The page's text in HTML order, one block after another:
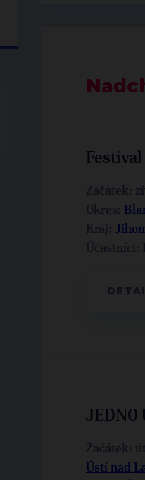
Začátek:
Okres:
Kraj:
Účastníci:
JEDNO
Začátek:
Ústí nad